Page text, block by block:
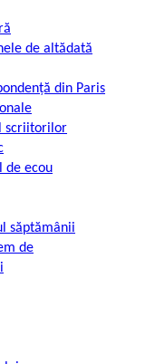
de altădată
din Paris
scriitorilor
de ecou
săptămânii
de